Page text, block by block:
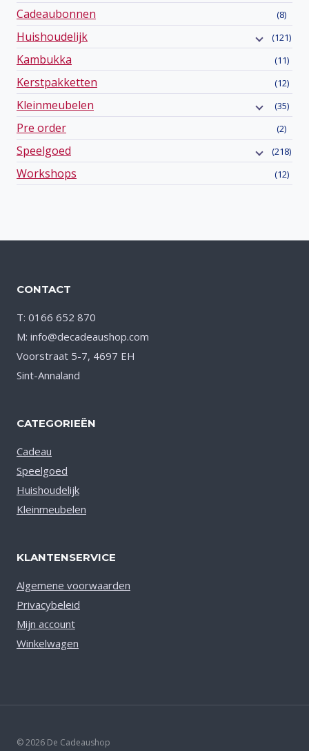
Cadeaubonnen (8)
Huishoudelijk (121)
Kambukka (11)
Kerstpakketten (12)
Kleinmeubelen (35)
Pre order (2)
Speelgoed (218)
Workshops (12)
CONTACT
T: 0166 652 870
M: info@decadeaushop.com
Voorstraat 5-7, 4697 EH
Sint-Annaland
CATEGORIEËN
Cadeau
Speelgoed
Huishoudelijk
Kleinmeubelen
KLANTENSERVICE
Algemene voorwaarden
Privacybeleid
Mijn account
Winkelwagen
© 2026 De Cadeaushop